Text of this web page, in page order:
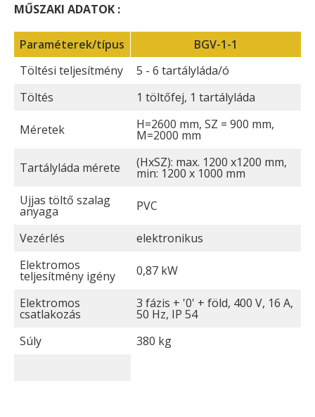
MŰSZAKI ADATOK :
Paraméterek/típus
BGV-1-1
Töltési teljesítmény
5 - 6 tartályláda/ó
Töltés
1 töltőfej, 1 tartályláda
Méretek H=2600 mm, SZ = 900 mm,
M=2000 mm
Tartályláda mérete (HxSZ): max. 1200 x1200 mm,
min: 1200 x 1000 mm
Ujjas töltő szalag
anyaga PVC
Vezérlés
elektronikus
Elektromos
teljesítmény igény 0,87 kW
Elektromos
csatlakozás
3 fázis + '0' + föld, 400 V, 16 A,
50 Hz, IP 54
Súly
380 kg